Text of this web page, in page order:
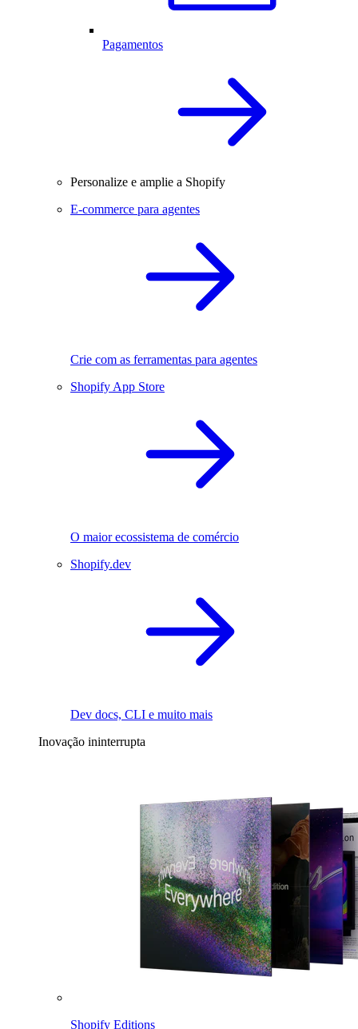
Pagamentos
Personalize e amplie a Shopify
E-commerce para agentes
Crie com as ferramentas para agentes
Shopify App Store
O maior ecossistema de comércio
Shopify.dev
Dev docs, CLI e muito mais
Inovação ininterrupta
Shopify Editions